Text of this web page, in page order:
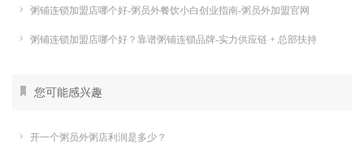
粥铺连锁加盟店哪个好-粥员外餐饮小白创业指南-粥员外加盟官网
粥铺连锁加盟店哪个好？靠谱粥铺连锁品牌-实力供应链 + 总部扶持
您可能感兴趣
开一个粥员外粥店利润是多少？